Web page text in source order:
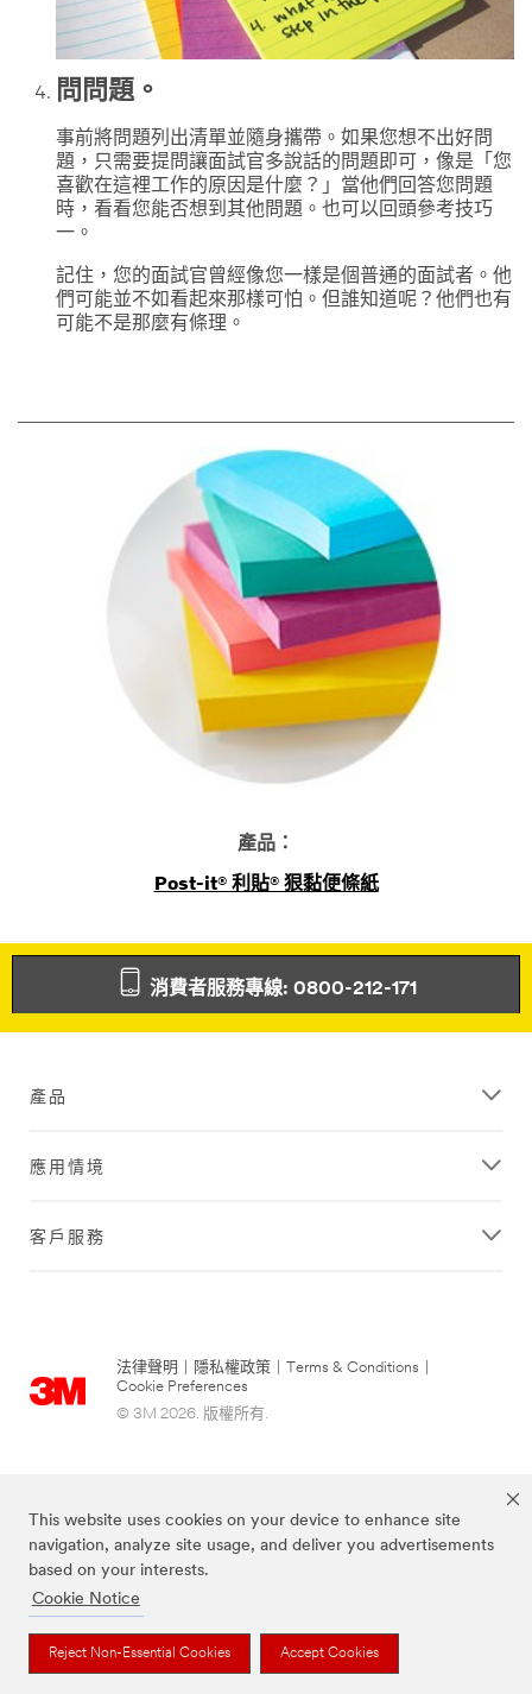
This website uses cookies on your device to enhance site
navigation, analyze site usage, and deliver you advertisements
based on your interests.
Cookie Notice
Reject Non-Essential Cookies Accept Cookies
問問題。
事前將問題列出清單並隨身攜帶。如果您想不出好問
題，只需要提問讓面試官多說話的問題即可，像是「您
喜歡在這裡工作的原因是什麼？」當他們回答您問題
時，看看您能否想到其他問題。也可以回頭參考技巧
一。
記住，您的面試官曾經像您一樣是個普通的面試者。他
們可能並不如看起來那樣可怕。但誰知道呢？他們也有
可能不是那麼有條理。
產品：
Post-it® 利貼® 狠黏便條紙
消費者服務專線: 0800-212-171
產品
應用情境
客戶服務
法律聲明 隱私權政策 Terms & Conditions
Cookie Preferences
© 3M 2026. 版權所有.
Post-it為3M公司註冊商標